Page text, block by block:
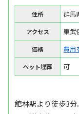
住所 群馬
アクセス 東武
価格 費用
ペット埋葬 可
館林駅より徒歩3